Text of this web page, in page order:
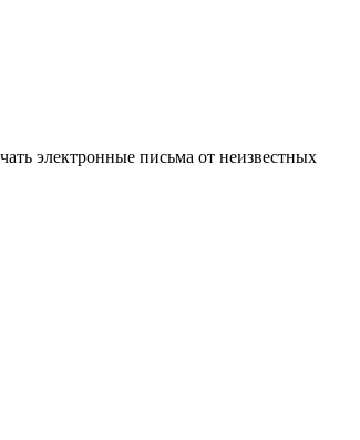
электронные письма от неизвестных